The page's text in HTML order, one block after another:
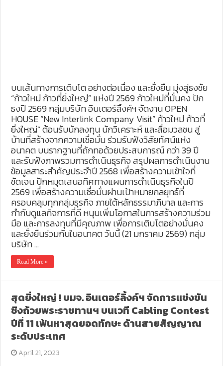
บนเส้นทางการเติบโต อย่างต่อเนื่อง และยั่งยืน มุ่งสู่ธงชัย
“ก้าวใหม่ ก้าวที่ยิ่งใหญ่” แห่งปี 2569 ก้าวใหม่ที่มั่นคง ปัก
ธงปี 2569 กลุ่มบริษัท อินเตอร์ลิ้งค์ฯ จัดงาน OPEN
HOUSE “New Interlink Company Visit” ก้าวใหม่ ก้าวที่
ยิ่งใหญ่” ต้อนรับนักลงทุน นักวิเคราะห์ และสื่อมวลชน สู่
บ้านที่สร้างจากความเชื่อมั่น ร่วมรับฟังวิสัยทัศน์แห่ง
อนาคต บนรากฐานที่ถักทอด้วยประสบการณ์ กว่า 39 ปี
และรับฟังภาพรวมการดำเนินธุรกิจ สรุปผลการดำเนินงาน
ข้อมูลสาระสำคัญประจำปี 2568 เพื่อสร้างความเข้าใจที่
ชัดเจน ปักหมุดเสนอทิศทางแผนการดำเนินธุรกิจในปี
2569 เพื่อสร้างความเชื่อมั่นผ่านเป้าหมายกลยุทธ์ที่
ครอบคลุมทุกกลุ่มธุรกิจ ภายใต้หลักธรรมาภิบาล และการ
กำกับดูแลกิจการที่ดี หนุนเพิ่มโอกาสในการสร้างความร่วม
มือ และการลงทุนที่มีคุณภาพ เพื่อการเติบโตอย่างมั่นคง
และยั่งยืนร่วมกันในอนาคต วันนี้ (21 มกราคม 2569) กลุ่ม
บริษัท …
Read More »
สุดยิ่งใหญ่ ! บมจ. อินเตอร์ลิ้งค์ฯ จัดการแข่งขัน
ชิงถ้วยพระราชทานฯ บนเวที Cabling Contest
ปีที่ 11 เฟ้นหาสุดยอดทักษะ ด้านสายสัญญาณ
ระดับประเทศ
April 21, 2023